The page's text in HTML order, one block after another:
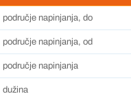
područje napinjanja, do
područje napinjanja, od
područje napinjanja
dužina